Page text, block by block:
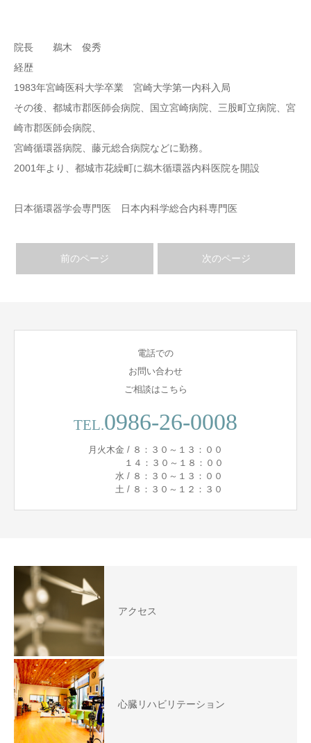
院長 鵜木 俊秀
経歴
1983年宮崎医科大学卒業 宮崎大学第一内科入局
その後、都城市郡医師会病院、国立宮崎病院、三股町立病院、宮
崎市郡医師会病院、
宮崎循環器病院、藤元総合病院などに勤務。
2001年より、都城市花繰町に鵜木循環器内科医院を開設
日本循環器学会専門医 日本内科学総合内科専門医
前のページ 次のページ
電話での
お問い合わせ
ご相談はこちら
TEL.0986-26-0008
月火木金 / ８：３０～１３：００
１４：３０～１８：００
水 / ８：３０～１３：００
土 / ８：３０～１２：３０
アクセス
心臓リハビリテーション